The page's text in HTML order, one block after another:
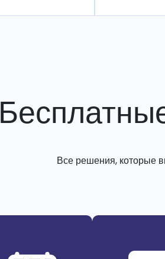
Все решения, которые